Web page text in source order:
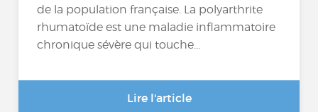
de la population française. La polyarthrite
rhumatoïde est une maladie inflammatoire
chronique sévère qui touche...
Lire l'article